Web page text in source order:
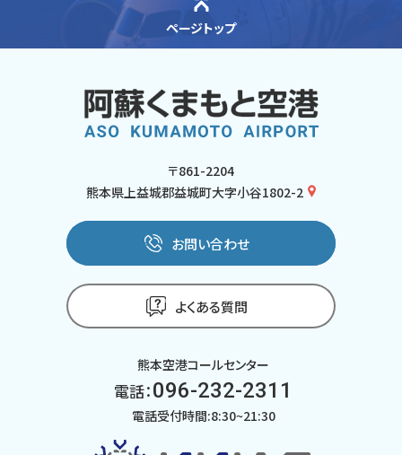
ページトップ
〒861-2204
熊本県上益城郡益城町大字小谷1802-2
お問い合わせ
よくある質問
熊本空港コールセンター
電話：096-232-2311
電話受付時間:8:30~21:30